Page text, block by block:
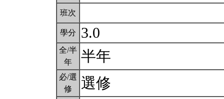
班次
學分 3.0
全/半
年
半年
必/選
修
選修